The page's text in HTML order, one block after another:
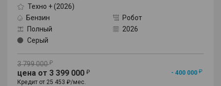
Техно + (2026)
Бензин
Робот
Полный
2026
Серый
3 799 000
цена от 3 399 000
- 400 000
Кредит от 25 453 ₽/мес.